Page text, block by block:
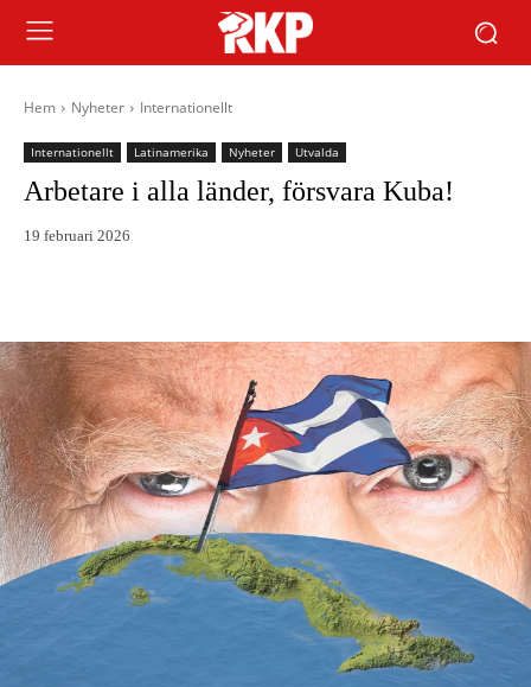
Hem Nyheter Internationellt
Internationellt Latinamerika Nyheter Utvalda
Arbetare i alla länder, försvara Kuba!
19 februari 2026